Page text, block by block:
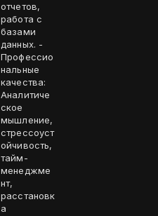
отчетов,
работа с
базами
данных. -
Профессио
нальные
качества:
Аналитиче
ское
мышление,
стрессоуст
ойчивость,
тайм-
менеджме
нт,
расстановк
а